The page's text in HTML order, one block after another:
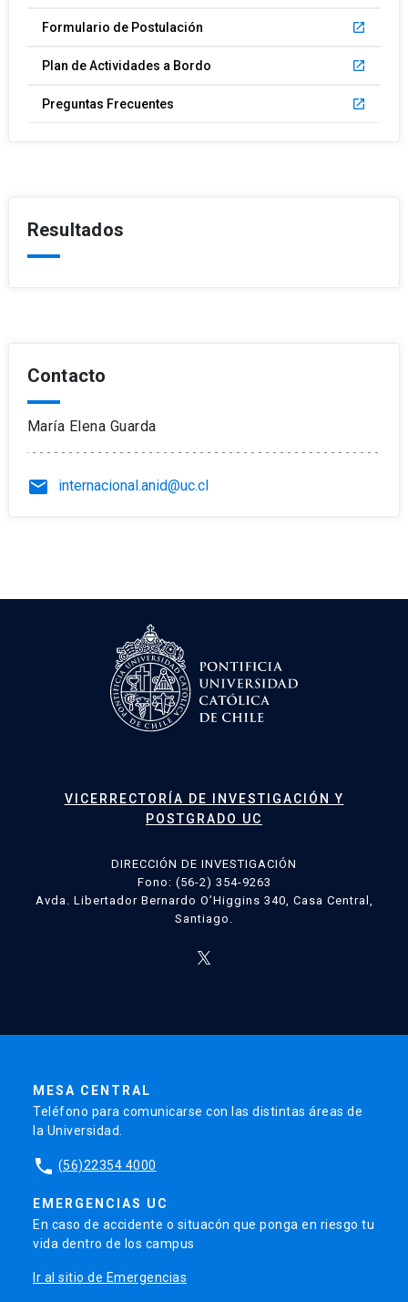
Formulario de Postulación launch
Plan de Actividades a Bordo launch
Preguntas Frecuentes launch
Resultados
Contacto
María Elena Guarda
email internacional.anid@uc.cl
VICERRECTORÍA DE INVESTIGACIÓN Y
POSTGRADO UC
DIRECCIÓN DE INVESTIGACIÓN
Fono: (56-2) 354-9263
Avda. Libertador Bernardo O’Higgins 340, Casa Central,
Santiago.
MESA CENTRAL
Teléfono para comunicarse con las distintas áreas de
la Universidad.
phone (56)22354 4000
EMERGENCIAS UC
En caso de accidente o situacón que ponga en riesgo tu
vida dentro de los campus
Ir al sitio de Emergencias